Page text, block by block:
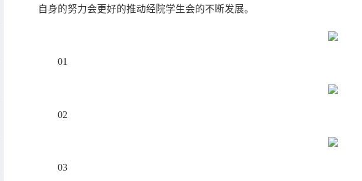
自身的努力会更好的推动经院学生会的不断发展。
01
02
03